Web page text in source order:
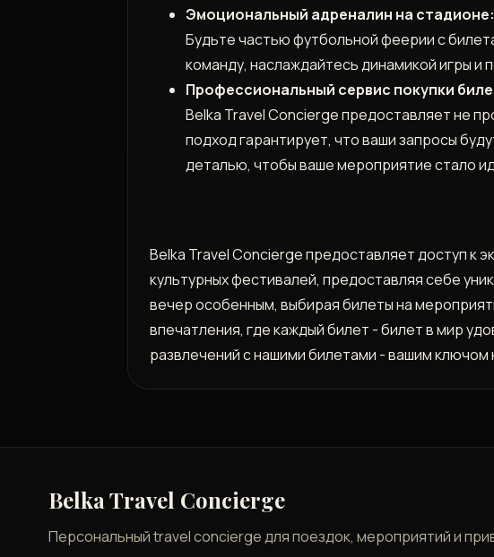
Эмоциональный адреналин на
Будьте частью футбольной феерии с
команду, наслаждайтесь динамикой игры
Профессиональный сервис покупки
Belka Travel Concierge предоставляет не
подход гарантирует, что ваши запросы
деталью, чтобы ваше мероприятие стало
Belka Travel Concierge предоставляет доступ к
культурных фестивалей, предоставляя себе
вечер особенным, выбирая билеты на
впечатления, где каждый билет - билет в мир
развлечений с нашими билетами - вашим ключом
Belka Travel Concierge
Персональный travel concierge для поездок, мероприятий и